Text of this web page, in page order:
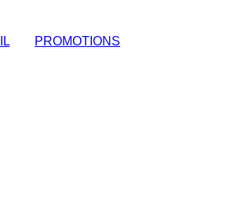
PROMOTIONS